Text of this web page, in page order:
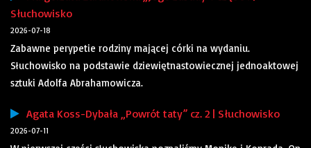
Słuchowisko
2026-07-18
Zabawne perypetie rodziny mającej córki na wydaniu.
Słuchowisko na podstawie dziewiętnastowiecznej jednoaktowej
sztuki Adolfa Abrahamowicza.
Agata Koss-Dybała „Powrót taty” cz. 2 | Słuchowisko
2026-07-11